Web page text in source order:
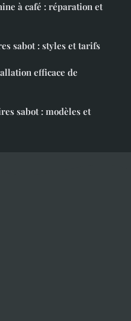
à café : réparation et
sabot : styles et tarifs
efficace de
sabot : modèles et